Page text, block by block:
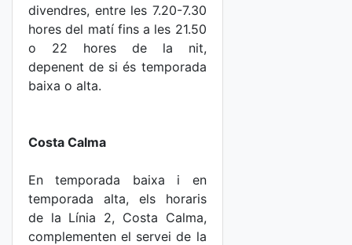
divendres, entre les 7.20-7.30
hores del matí fins a les 21.50
o 22 hores de la nit,
depenent de si és temporada
baixa o alta.
Costa Calma
En temporada baixa i en
temporada alta, els horaris
de la Línia 2, Costa Calma,
complementen el servei de la